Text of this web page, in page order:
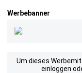
Werbebanner
Um dieses
einloggen